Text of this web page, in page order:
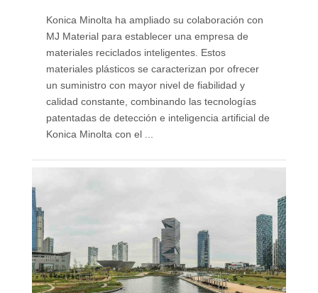
Konica Minolta ha ampliado su colaboración con
MJ Material para establecer una empresa de
materiales reciclados inteligentes. Estos
materiales plásticos se caracterizan por ofrecer
un suministro con mayor nivel de fiabilidad y
calidad constante, combinando las tecnologías
patentadas de detección e inteligencia artificial de
Konica Minolta con el ...